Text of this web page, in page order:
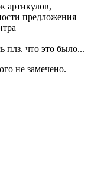
артикулов,
предложения
плз. что это было...
не замечено.